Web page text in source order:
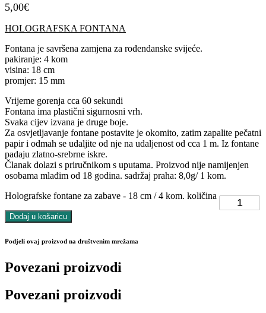
5,00€
HOLOGRAFSKA FONTANA
Fontana je savršena zamjena za rođendanske svijeće.
pakiranje: 4 kom
visina: 18 cm
promjer: 15 mm
Vrijeme gorenja cca 60 sekundi
Fontana ima plastični sigurnosni vrh.
Svaka cijev izvana je druge boje.
Za osvjetljavanje fontane postavite je okomito, zatim zapalite pečatni
papir i odmah se udaljite od nje na udaljenost od cca 1 m. Iz fontane
padaju zlatno-srebrne iskre.
Članak dolazi s priručnikom s uputama. Proizvod nije namijenjen
osobama mlađim od 18 godina. sadržaj praha: 8,0g/ 1 kom.
Holografske fontane za zabave - 18 cm / 4 kom. količina
Dodaj u košaricu
Podjeli ovaj proizvod na društvenim mrežama
Povezani proizvodi
Povezani proizvodi